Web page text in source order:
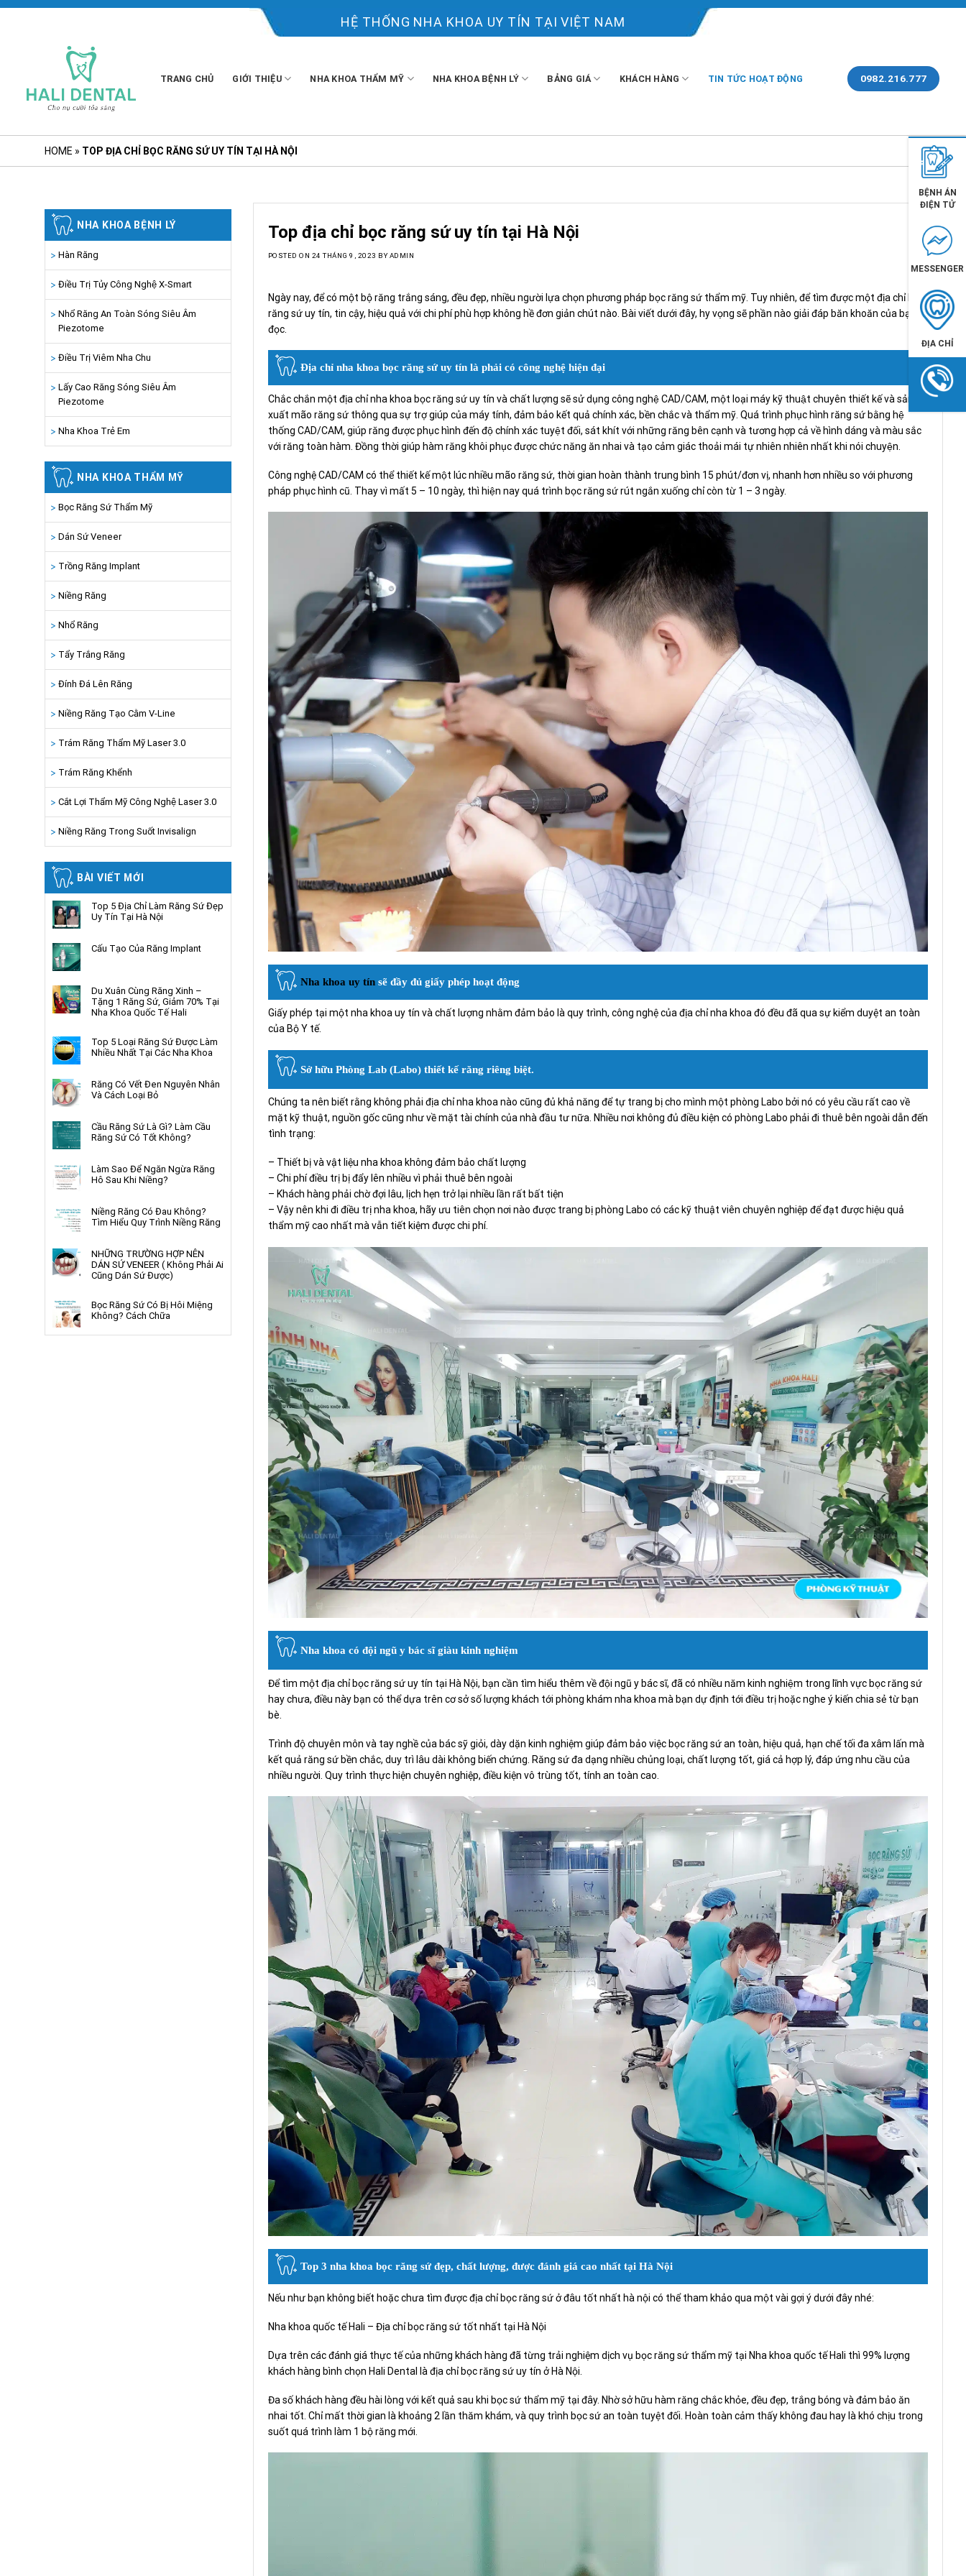
Skip
HỆ THỐNG NHA KHOA UY TÍN TẠI VIỆT NAM
TRANG CHỦ GIỚI THIỆU NHA KHOA THẨM MỸ NHA KHOA BỆNH LÝ BẢNG GIÁ KHÁCH HÀNG TIN TỨC HOẠT ĐỘNG 0982.216.777
HOME » TOP ĐỊA CHỈ BỌC RĂNG SỨ UY TÍN TẠI HÀ NỘI
NHA KHOA BỆNH LÝ
Hàn Răng
Điều Trị Tủy Công Nghệ X-Smart
Nhổ Răng An Toàn Sóng Siêu Âm
Piezotome
Điều Trị Viêm Nha Chu
Lấy Cao Răng Sóng Siêu Âm
Piezotome
Nha Khoa Trẻ Em
NHA KHOA THẨM MỸ
Bọc Răng Sứ Thẩm Mỹ
Dán Sứ Veneer
Trồng Răng Implant
Niềng Răng
Nhổ Răng
Tẩy Trắng Răng
Đính Đá Lên Răng
Niềng Răng Tạo Cằm V-Line
Trám Răng Thẩm Mỹ Laser 3.0
Trám Răng Khểnh
Cắt Lợi Thẩm Mỹ Công Nghệ Laser 3.0
Niềng Răng Trong Suốt Invisalign
BÀI VIẾT MỚI
Top 5 Địa Chỉ Làm Răng Sứ Đẹp
Uy Tín Tại Hà Nội
Cấu Tạo Của Răng Implant
Du Xuân Cùng Răng Xinh –
Tặng 1 Răng Sứ, Giảm 70% Tại
Nha Khoa Quốc Tế Hali
Top 5 Loại Răng Sứ Được Làm
Nhiều Nhất Tại Các Nha Khoa
Răng Có Vết Đen Nguyên Nhân
Và Cách Loại Bỏ
Cầu Răng Sứ Là Gì? Làm Cầu
Răng Sứ Có Tốt Không?
Làm Sao Để Ngăn Ngừa Răng
Hô Sau Khi Niềng?
Niềng Răng Có Đau Không?
Tìm Hiểu Quy Trình Niềng Răng
NHỮNG TRƯỜNG HỢP NÊN
DÁN SỨ VENEER ( Không Phải Ai
Cũng Dán Sứ Được)
Bọc Răng Sứ Có Bị Hôi Miệng
Không? Cách Chữa
Top địa chỉ bọc răng sứ uy tín tại Hà Nội
POSTED ON 24 THÁNG 9, 2023 BYADMIN
Ngày nay, để có một bộ răng trắng sáng, đều đẹp, nhiều người lựa chọn phương pháp bọc răng sứ thẩm mỹ. Tuy nhiên, để tìm được một địa chỉ bọc
răng sứ uy tín, tin cậy, hiệu quả với chi phí phù hợp không hề đơn giản chút nào. Bài viết dưới đây, hy vọng sẽ phần nào giải đáp băn khoăn của bạn
đọc.
Địa chỉ nha khoa bọc răng sứ uy tín là phải có công nghệ hiện đại
Chắc chắn một địa chỉ nha khoa bọc răng sứ uy tín và chất lượng sẽ sử dụng công nghệ CAD/CAM, một loại máy kỹ thuật chuyên thiết kế và sản
xuất mão răng sứ thông qua sự trợ giúp của máy tính, đảm bảo kết quả chính xác, bền chắc và thẩm mỹ. Quá trình phục hình răng sứ bằng hệ
thống CAD/CAM, giúp răng được phục hình đến độ chính xác tuyệt đối, sát khít với những răng bên cạnh và tương hợp cả về hình dáng và màu sắc
với răng toàn hàm. Đồng thời giúp hàm răng khôi phục được chức năng ăn nhai và tạo cảm giác thoải mái tự nhiên nhiên nhất khi nói chuyện.
Công nghệ CAD/CAM có thể thiết kế một lúc nhiều mão răng sứ, thời gian hoàn thành trung bình 15 phút/đơn vị, nhanh hơn nhiều so với phương
pháp phục hình cũ. Thay vì mất 5 – 10 ngày, thì hiện nay quá trình bọc răng sứ rút ngắn xuống chỉ còn từ 1 – 3 ngày.
Nha khoa uy tín sẽ đầy đủ giấy phép hoạt động
Giấy phép tại một nha khoa uy tín và chất lượng nhằm đảm bảo là quy trình, công nghệ của địa chỉ nha khoa đó đều đã qua sự kiểm duyệt an toàn
của Bộ Y tế.
Sở hữu Phòng Lab (Labo) thiết kế răng riêng biệt.
Chúng ta nên biết rằng không phải địa chỉ nha khoa nào cũng đủ khả năng để tự trang bị cho mình một phòng Labo bởi nó có yêu cầu rất cao về
mặt kỹ thuật, nguồn gốc cũng như về mặt tài chính của nhà đầu tư nữa. Nhiều nơi không đủ điều kiện có phòng Labo phải đi thuê bên ngoài dẫn đến
tình trạng:
– Thiết bị và vật liệu nha khoa không đảm bảo chất lượng
– Chi phí điều trị bị đẩy lên nhiều vì phải thuê bên ngoài
– Khách hàng phải chờ đợi lâu, lịch hẹn trở lại nhiều lần rất bất tiện
– Vậy nên khi đi điều trị nha khoa, hãy ưu tiên chọn nơi nào được trang bị phòng Labo có các kỹ thuật viên chuyên nghiệp để đạt được hiệu quả
thẩm mỹ cao nhất mà vẫn tiết kiệm được chi phí.
Nha khoa có đội ngũ y bác sĩ giàu kinh nghiệm
Để tìm một địa chỉ bọc răng sứ uy tín tại Hà Nội, bạn cần tìm hiểu thêm về đội ngũ y bác sĩ, đã có nhiều năm kinh nghiệm trong lĩnh vực bọc răng sứ
hay chưa, điều này bạn có thể dựa trên cơ sở số lượng khách tới phòng khám nha khoa mà bạn dự định tới điều trị hoặc nghe ý kiến chia sẻ từ bạn
bè.
Trình độ chuyên môn và tay nghề của bác sỹ giỏi, dày dặn kinh nghiệm giúp đảm bảo việc bọc răng sứ an toàn, hiệu quả, hạn chế tối đa xâm lấn mà
kết quả răng sứ bền chắc, duy trì lâu dài không biến chứng. Răng sứ đa dạng nhiều chủng loại, chất lượng tốt, giá cả hợp lý, đáp ứng nhu cầu của
nhiều người. Quy trình thực hiện chuyên nghiệp, điều kiện vô trùng tốt, tính an toàn cao.
Top 3 nha khoa bọc răng sứ đẹp, chất lượng, được đánh giá cao nhất tại Hà Nội
Nếu như bạn không biết hoặc chưa tìm được địa chỉ bọc răng sứ ở đâu tốt nhất hà nội có thể tham khảo qua một vài gợi ý dưới đây nhé:
Nha khoa quốc tế Hali – Địa chỉ bọc răng sứ tốt nhất tại Hà Nội
Dựa trên các đánh giá thực tế của những khách hàng đã từng trải nghiệm dịch vụ bọc răng sứ thẩm mỹ tại Nha khoa quốc tế Hali thì 99% lượng
khách hàng bình chọn Hali Dental là địa chỉ bọc răng sứ uy tín ở Hà Nội.
Đa số khách hàng đều hài lòng với kết quả sau khi bọc sứ thẩm mỹ tại đây. Nhờ sở hữu hàm răng chắc khỏe, đều đẹp, trắng bóng và đảm bảo ăn
nhai tốt. Chỉ mất thời gian là khoảng 2 lần thăm khám, và quy trình bọc sứ an toàn tuyệt đối. Hoàn toàn cảm thấy không đau hay là khó chịu trong
suốt quá trình làm 1 bộ răng mới.
BỆNH ÁN
ĐIỆN TỬ
MESSENGER
ĐỊA CHỈ